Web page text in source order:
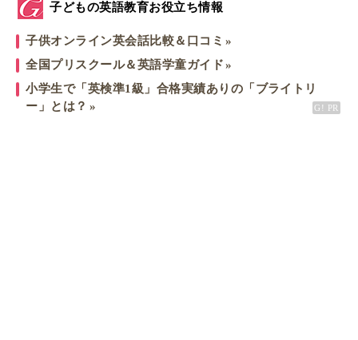
子どもの英語教育お役立ち情報
子供オンライン英会話比較＆口コミ
全国プリスクール＆英語学童ガイド
小学生で「英検準1級」合格実績ありの「ブライトリ
ー」とは？